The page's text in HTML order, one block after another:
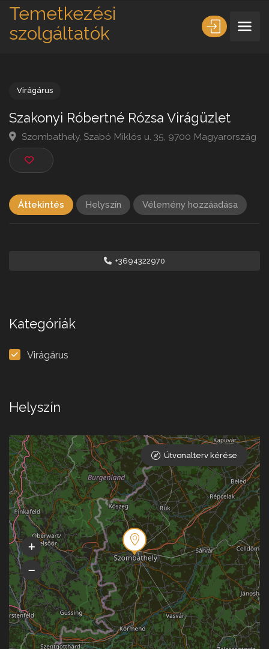
Temetkezési
szolgáltatók
Szakonyi Róbertné Rózsa Virágüzlet
Szombathely, Szabó Miklós u. 35, 9700
Áttekintés Helyszín Vélemény hozzáadása
+3694322970
Kategóriák
Virágárus
Helyszín
Útvonalterv kérése